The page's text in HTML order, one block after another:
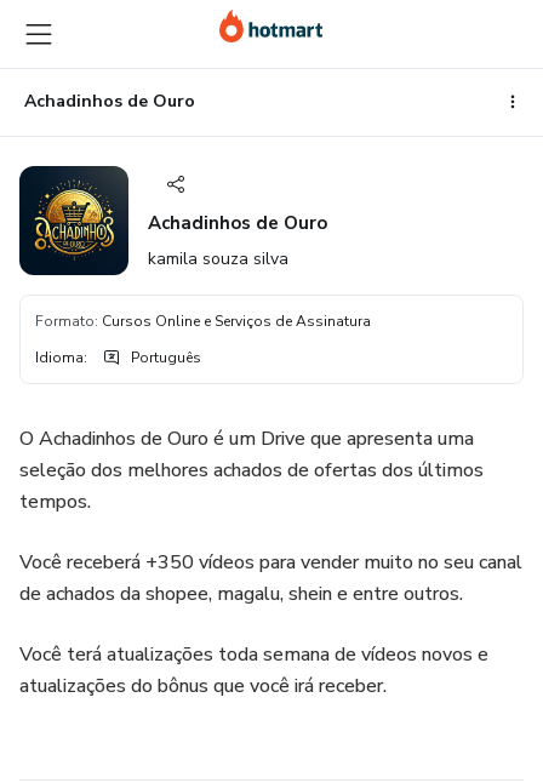
para
o
conteúdo
principal
para
o
pagamento
para
o
rodapé
Achadinhos de Ouro
Achadinhos de Ouro
kamila souza silva
Formato: Cursos Online e Serviços de Assinatura
Idioma: Português
O Achadinhos de Ouro é um Drive que apresenta uma
seleção dos melhores achados de ofertas dos últimos
tempos.
Você receberá +350 vídeos para vender muito no seu canal
de achados da shopee, magalu, shein e entre outros.
Você terá atualizações toda semana de vídeos novos e
atualizações do bônus que você irá receber.